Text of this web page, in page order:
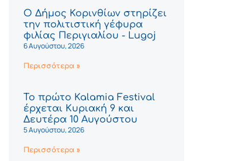
Ο Δήμος Κορινθίων στηρίζει
την πολιτιστική γέφυρα
φιλίας Περιγιαλίου - Lugoj
6 Αυγούστου, 2026
Περισσότερα »
Το πρώτο Kalamia Festival
έρχεται Κυριακή 9 και
Δευτέρα 10 Αυγούστου
5 Αυγούστου, 2026
Περισσότερα »